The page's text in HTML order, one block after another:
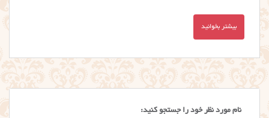
بیشتر بخوانید
نام مورد نظر خود را جستجو کنید: